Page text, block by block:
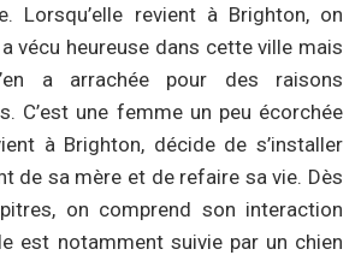
Lorsqu’elle revient à Brighton, on
vécu heureuse dans cette ville mais
a arrachée pour des raisons
C’est une femme un peu écorchée
à Brighton, décide de s’installer
de sa mère et de refaire sa vie. Dès
on comprend son interaction
est notamment suivie par un chien